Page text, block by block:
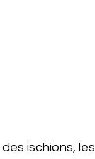
ischions, les